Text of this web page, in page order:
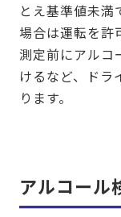
とえ基準値未満
場合は運転を許
測定前にアルコ
けるなど、ドラ
ります。
アルコール